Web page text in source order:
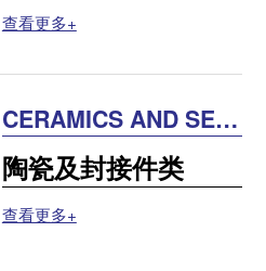
查看更多+
CERAMICS AND SEA
LING PARTS
陶瓷及封接件类
查看更多+